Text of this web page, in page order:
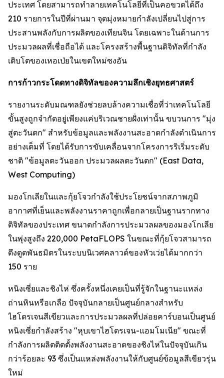
ประเทศ โดยสามารถทำลายเทคโนโลยีที่เป็นคอขวดได้ถึง
210 รายการในปีที่ผ่านมา จุดมุ่งหมายกำลังเปลี่ยนไปสู่การ
ประสานพลังกับการผลิตของเทียนจิน โดยเฉพาะในด้านการ
ประมวลผลที่เชื่อถือได้ และโครงสร้างพื้นฐานดิจิทัลที่กำลัง
เติบโตของเหอเป่ยในเขตใหม่ซงอัน
การก้าวกระโดดทางดิจิทัลของความลึกเชิงยุทธศาสตร์
รายงานระดับมณฑลยังช่วยลบล้างความเชื่อที่ว่าเทคโนโลยี
ขั้นสูงถูกจำกัดอยู่เพียงแค่บริเวณชายฝั่งเท่านั้น ขบวนการ "มุ่ง
สู่ตะวันตก" สำหรับข้อมูลและพลังงานสะอาดกำลังดำเนินการ
อย่างเต็มที่ โดยได้รับการขับเคลื่อนจากโครงการริเริ่มระดับ
ชาติ "ข้อมูลตะวันออก ประมวลผลตะวันตก" (East Data,
West Computing)
มองโกเลียในและกุ้ยโจวกำลังใช้ประโยชน์จากสภาพภูมิ
อากาศที่เย็นและพลังงานราคาถูกเพื่อกลายเป็นฐานรากทาง
ดิจิทัลของประเทศ ขนาดกำลังการประมวลผลของมองโกเลีย
ในพุ่งสูงถึง 220,000 PetaFLOPS ในขณะที่กุ้ยโจวสามารถ
ดึงดูดพันธมิตรในระบบนิเวศคลาวด์ของหัวเว่ยได้มากกว่า
150 ราย
หนิงเซี่ยและชิงไห่ ซึ่งครั้งหนึ่งเคยเป็นที่รู้จักในฐานะแหล่ง
ถ่านหินหรือเกลือ ปัจจุบันกลายเป็นศูนย์กลางสำหรับ
ไฮโดรเจนสีเขียวและการประมวลผลที่ปล่อยคาร์บอนเป็นศูนย์
หนิงเซี่ยกำลังสร้าง "หุบเขาไฮโดรเจน-แอมโมเนีย" ขณะที่
กำลังการผลิตติดตั้งพลังงานสะอาดของชิงไห่ในปัจจุบันเกิน
กว่าร้อยละ 93 ซึ่งเป็นแหล่งพลังงานให้กับศูนย์ข้อมูลสีเขียวรุ่น
ใหม่